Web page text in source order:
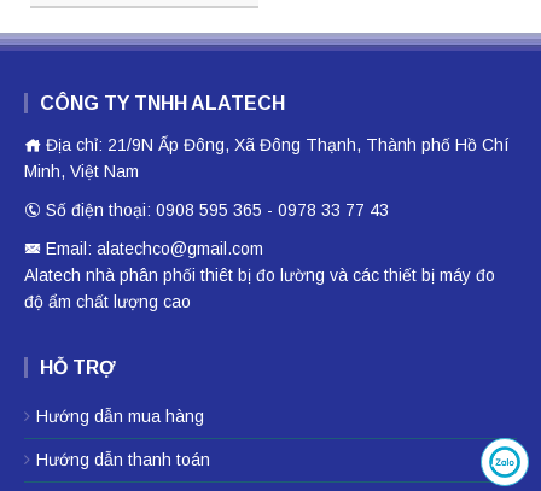
CÔNG TY TNHH ALATECH
Địa chỉ: 21/9N Ấp Đông, Xã Đông Thạnh, Thành phố Hồ Chí
Minh, Việt Nam
Số điện thoại: 0908 595 365 - 0978 33 77 43
Email: alatechco@gmail.com
Alatech nhà phân phối thiêt bị đo lường và các thiết bị máy đo
độ ẩm chất lượng cao
HỖ TRỢ
Hướng dẫn mua hàng
Hướng dẫn thanh toán